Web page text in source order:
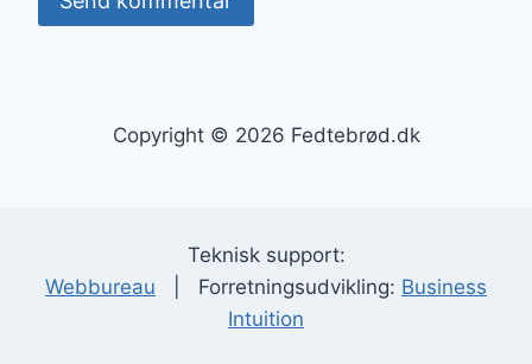
Copyright © 2026 Fedtebrød.dk
Teknisk support:
Webbureau | Forretningsudvikling: Business
Intuition